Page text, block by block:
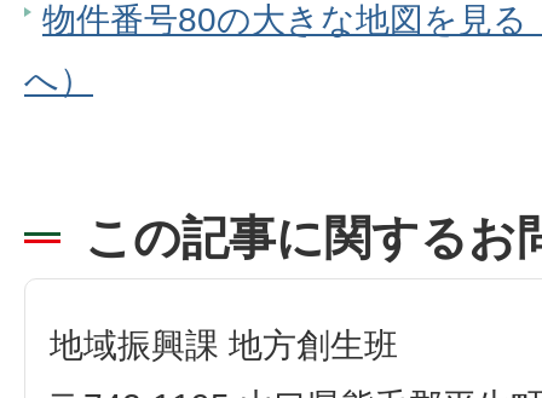
物件番号80の大きな地図を見る
へ）
この記事に関するお
地域振興課 地方創生班